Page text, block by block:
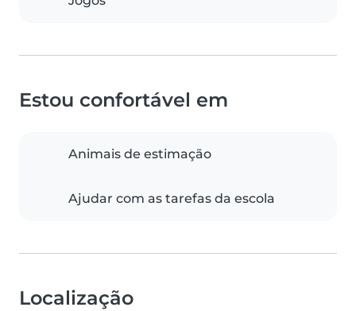
Estou confortável em
Animais de estimação
Ajudar com as tarefas da escola
Localização